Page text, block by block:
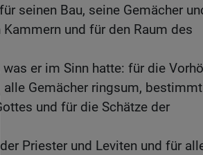
seinen Bau, seine Gemächer
und für den Raum des
er im Sinn hatte: für die
alle Gemächer ringsum, bestimmt
und für die Schätze der
Priester und Leviten und für